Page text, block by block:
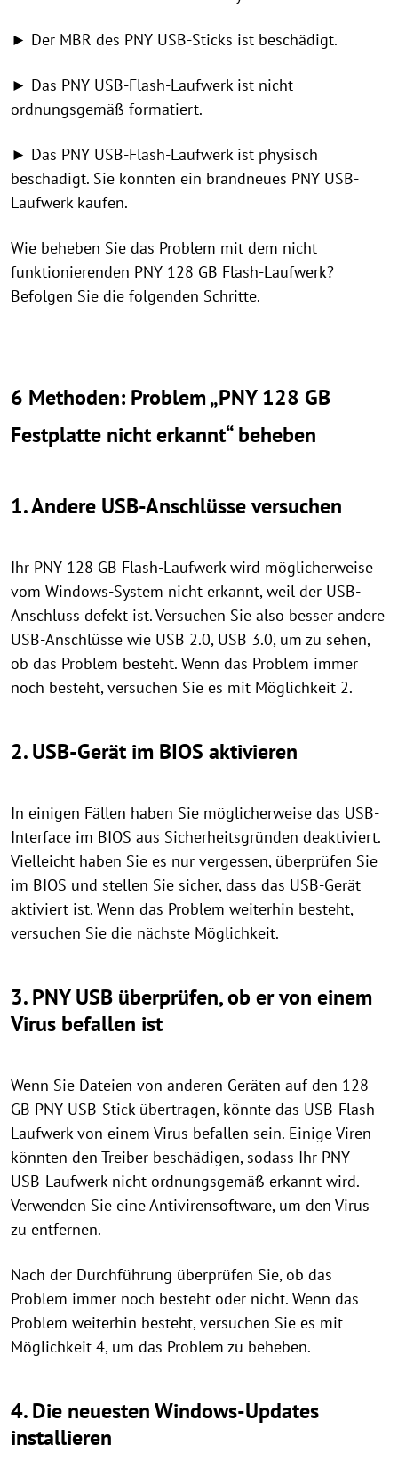
► Der MBR des PNY USB-Sticks ist beschädigt.
► Das PNY USB-Flash-Laufwerk ist nicht
ordnungsgemäß formatiert.
► Das PNY USB-Flash-Laufwerk ist physisch
beschädigt. Sie könnten ein brandneues PNY USB-
Laufwerk kaufen.
Wie beheben Sie das Problem mit dem nicht
funktionierenden PNY 128 GB Flash-Laufwerk?
Befolgen Sie die folgenden Schritte.
6 Methoden: Problem „PNY 128 GB
Festplatte nicht erkannt“ beheben
1. Andere USB-Anschlüsse versuchen
Ihr PNY 128 GB Flash-Laufwerk wird möglicherweise
vom Windows-System nicht erkannt, weil der USB-
Anschluss defekt ist. Versuchen Sie also besser andere
USB-Anschlüsse wie USB 2.0, USB 3.0, um zu sehen,
ob das Problem besteht. Wenn das Problem immer
noch besteht, versuchen Sie es mit Möglichkeit 2.
2. USB-Gerät im BIOS aktivieren
In einigen Fällen haben Sie möglicherweise das USB-
Interface im BIOS aus Sicherheitsgründen deaktiviert.
Vielleicht haben Sie es nur vergessen, überprüfen Sie
im BIOS und stellen Sie sicher, dass das USB-Gerät
aktiviert ist. Wenn das Problem weiterhin besteht,
versuchen Sie die nächste Möglichkeit.
3. PNY USB überprüfen, ob er von einem
Virus befallen ist
Wenn Sie Dateien von anderen Geräten auf den 128
GB PNY USB-Stick übertragen, könnte das USB-Flash-
Laufwerk von einem Virus befallen sein. Einige Viren
könnten den Treiber beschädigen, sodass Ihr PNY
USB-Laufwerk nicht ordnungsgemäß erkannt wird.
Verwenden Sie eine Antivirensoftware, um den Virus
zu entfernen.
Nach der Durchführung überprüfen Sie, ob das
Problem immer noch besteht oder nicht. Wenn das
Problem weiterhin besteht, versuchen Sie es mit
Möglichkeit 4, um das Problem zu beheben.
4. Die neuesten Windows-Updates
installieren